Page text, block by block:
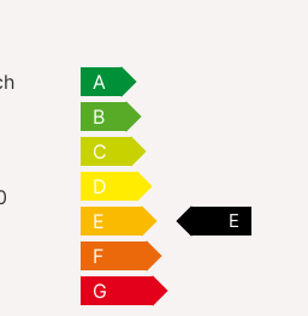
A
B
C
D
E
E
F
G